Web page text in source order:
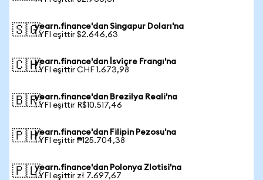
🇸🇬yearn.finance'dan Singapur Doları'na
1 YFI eşittir $2.646,63
🇨🇭yearn.finance'dan İsviçre Frangı'na
1 YFI eşittir CHF 1.673,98
🇧🇷yearn.finance'dan Brezilya Reali'na
1 YFI eşittir R$10.517,46
🇵🇭yearn.finance'dan Filipin Pezosu'na
1 YFI eşittir ₱125.704,38
🇵🇱yearn.finance'dan Polonya Zlotisi'na
1 YFI eşittir zł 7.697,67